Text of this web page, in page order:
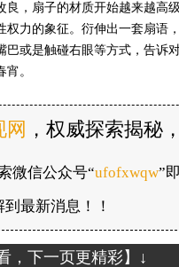
，扇子的材质开始越来越高
力的象征。衍伸出一套扇语
或是触碰右眼等方式，告诉
。
网 ，权威探索揭秘
微信公众号“ufofxwqw”
最新消息！！
，下一页更精彩】↓